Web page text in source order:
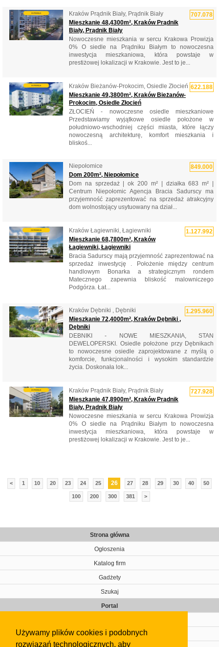
Używamy plików cookies i podobnych
rozwiązań technologicznych, aby
707.078
Kraków Prądnik Biały, Prądnik Biały
Mieszkanie 48,4300m², Kraków Prądnik
Biały, Prądnik Biały
Nowoczesne mieszkania w sercu Krakowa Prowizja
0% O siedle na Prądniku Białym to nowoczesna
inwestycja mieszkaniowa, która powstaje w
prestiżowej lokalizacji w Krakowie. Jest to je...
622.188
Kraków Bieżanów-Prokocim, Osiedle Złocień
Mieszkanie 49,3800m², Kraków Bieżanów-
Prokocim, Osiedle Złocień
ZŁOCIEŃ - nowoczesne osiedle mieszkaniowe
Przedstawiamy wyjątkowe osiedle położone w
południowo-wschodniej części miasta, które łączy
nowoczesną architekturę, komfort mieszkania i
bliskoś...
849.000
Niepołomice
Dom 200m², Niepołomice
Dom na sprzedaż | ok 200 m² | działka 683 m² |
Centrum Niepołomic Agencja Bracia Sadurscy ma
przyjemność zaprezentować na sprzedaż atrakcyjny
dom wolnostojący usytuowany na dział...
1.127.992
Kraków Łagiewniki, Łagiewniki
Mieszkanie 68,7800m², Kraków
Łagiewniki, Łagiewniki
Bracia Sadurscy mają przyjemność zaprezentować na
sprzedaż inwestycję . Położenie między centrum
handlowym Bonarka a strategicznym rondem
Matecznego zapewnia bliskość malowniczego
Podgórza. Łat...
1.295.960
Kraków Dębniki , Dębniki
Mieszkanie 72,4000m², Kraków Dębniki ,
Dębniki
DEBNIKI - NOWE MIESZKANIA, STAN
DEWELOPERSKI. Osiedle położone przy Dębnikach
to nowoczesne osiedle zaprojektowane z myślą o
komforcie, funkcjonalności i wysokim standardzie
życia. Doskonała lok...
727.928
Kraków Prądnik Biały, Prądnik Biały
Mieszkanie 47,8900m², Kraków Prądnik
Biały, Prądnik Biały
Nowoczesne mieszkania w sercu Krakowa Prowizja
0% O siedle na Prądniku Białym to nowoczesna
inwestycja mieszkaniowa, która powstaje w
prestiżowej lokalizacji w Krakowie. Jest to je...
< 1 10 20 23 24 25 26 27 28 29 30 40 50
100 200 300 381 >
Strona główna
Ogłoszenia
Katalog firm
Gadżety
Szukaj
Portal
Kontakt